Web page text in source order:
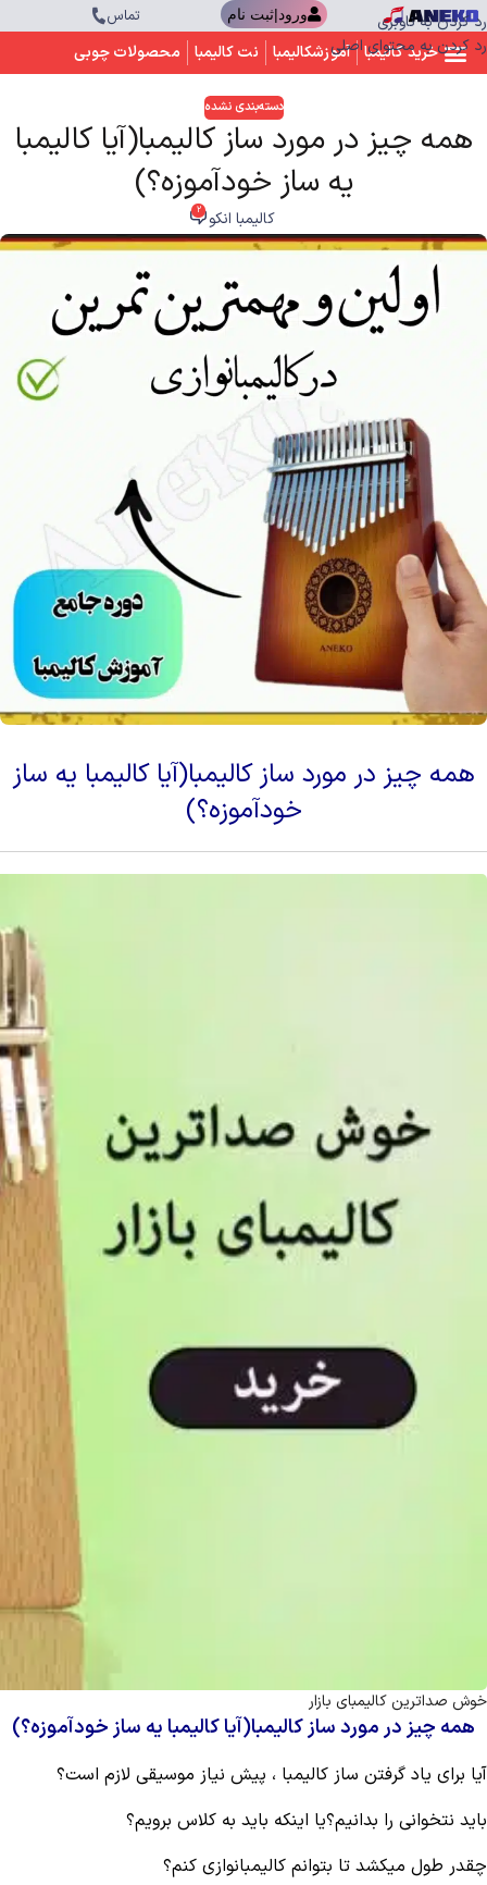
رد کردن به ناوبری
رد کردن به محتوای اصلی
ورود|ثبت نام تماس
خرید کالیمبا آموزشکالیمبا نت کالیمبا محصولات چوبی
دسته‌بندی نشده
همه چیز در مورد ساز کالیمبا(آیا کالیمبا
یه ساز خودآموزه؟)
کالیمبا انکو 2
همه چیز در مورد ساز کالیمبا(آیا کالیمبا یه ساز
خودآموزه؟)
خوش صداترین کالیمبای بازار
همه چیز در مورد ساز کالیمبا(آیا کالیمبا یه ساز خودآموزه؟)
آیا برای یاد گرفتن ساز کالیمبا ، پیش نیاز موسیقی لازم است؟
باید نتخوانی را بدانیم؟یا اینکه باید به کلاس برویم؟
چقدر طول میکشد تا بتوانم کالیمبانوازی کنم؟